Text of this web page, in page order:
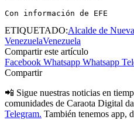
Con información de EFE
ETIQUETADO:Alcalde de
VenezuelaVenezuela
Compartir este artículo
Facebook Whatsapp Whatsapp
Compartir
📲 Sigue nuestras noticias en
comunidades de Caraota Digital
Telegram. También tenemos app,